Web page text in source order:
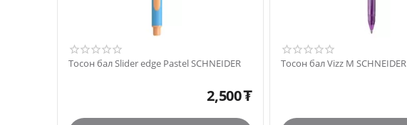
Тосон бал Slider edge Pastel SCHNEIDER
2,500₮
Тосон бал Vizz M SCHNEIDER